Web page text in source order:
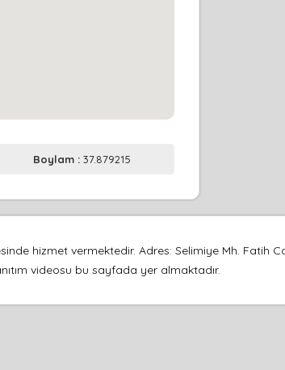
Boylam :37.879215
hizmet vermektedir. Adres: Selimiye Mh. Fatih
videosu bu sayfada yer almaktadır.